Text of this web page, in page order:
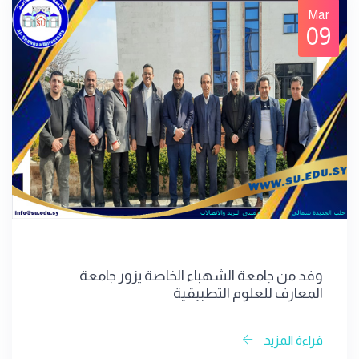
Mar
09
وفد من جامعة الشهباء الخاصة يزور جامعة
المعارف للعلوم التطبيقية
قراءة المزيد